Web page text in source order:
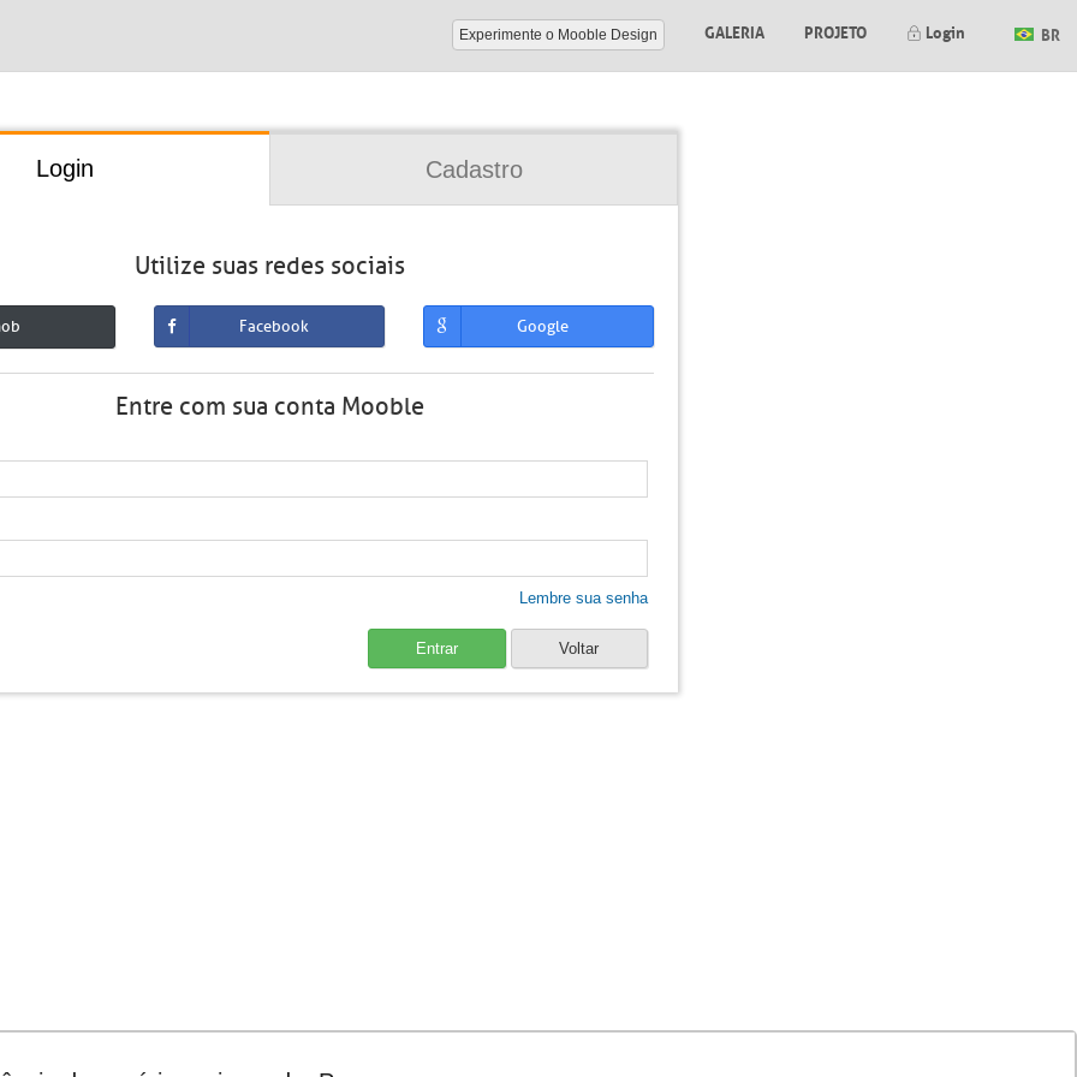
Experimente o Mooble Design GALERIA PROJETO Login BR
Login Cadastro
Utilize suas redes sociais
Facebook Google
Entre com sua conta Mooble
Lembre sua senha
Entrar Voltar